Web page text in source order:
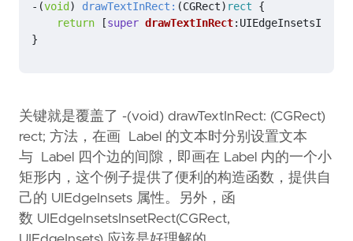
-(void ) drawTextInRect: (CGRect) rect
{
return
[super drawTextInRect:
}
关键就是覆盖了 -(void) drawTextInRect: (CGRect)
rect; 方法，在画 Label 的文本时分别设置文本
与 Label 四个边的间隙，即画在 Label 内的一个小
矩形内，这个例子提供了便利的构造函数，提供自
己的 UIEdgeInsets 属性。另外，函
数 UIEdgeInsetsInsetRect(CGRect,